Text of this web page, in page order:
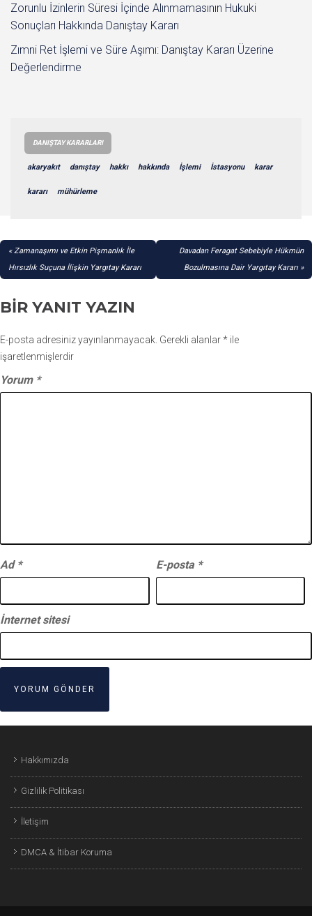
Zorunlu İzinlerin Süresi İçinde Alınmamasının Hukuki
Sonuçları Hakkında Danıştay Kararı
Zımni Ret İşlemi ve Süre Aşımı: Danıştay Kararı Üzerine
Değerlendirme
DANIŞTAY KARARLARI
akaryakıt danıştay hakkı hakkında İşlemi İstasyonu karar
kararı mühürleme
YAZI
GEZINMESI
Zamanaşımı ve Etkin Pişmanlık İle
Hırsızlık Suçuna İlişkin Yargıtay Kararı
Davadan Feragat Sebebiyle Hükmün
Bozulmasına Dair Yargıtay Kararı
BIR YANIT YAZIN
E-posta adresiniz yayınlanmayacak. Gerekli alanlar* ile
işaretlenmişlerdir
Yorum *
Ad * E-posta *
İnternet sitesi
Hakkımızda
Gizlilik Politikası
İletişim
DMCA & İtibar Koruma